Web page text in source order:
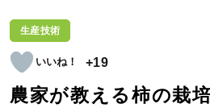
生産技術
+19
農家が教える柿の栽